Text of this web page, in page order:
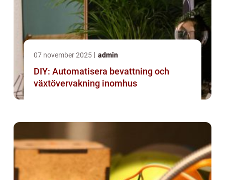
07 november 2025 admin
DIY: Automatisera bevattning och
växtövervakning inomhus